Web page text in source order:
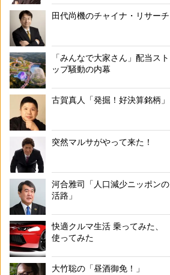
田代尚機のチャイナ・リサーチ
「みんなで大家さん」配当スト
ップ騒動の内幕
古賀真人「発掘！好決算銘柄」
突然マルサがやって来た！
河合雅司「人口減少ニッポンの
活路」
快適クルマ生活 乗ってみた、
使ってみた
大竹聡の「昼酒御免！」